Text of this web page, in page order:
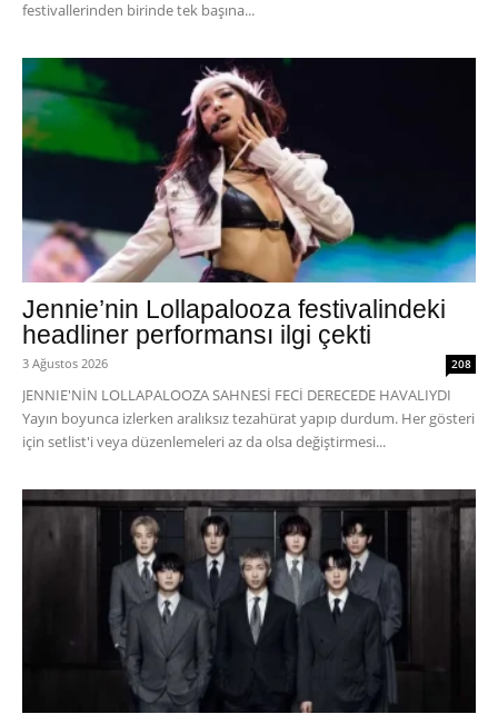
festivallerinden birinde tek başına...
Jennie’nin Lollapalooza festivalindeki
headliner performansı ilgi çekti
3 Ağustos 2026 208
JENNIE'NİN LOLLAPALOOZA SAHNESİ FECİ DERECEDE HAVALIYDI
Yayın boyunca izlerken aralıksız tezahürat yapıp durdum. Her gösteri
için setlist'i veya düzenlemeleri az da olsa değiştirmesi...